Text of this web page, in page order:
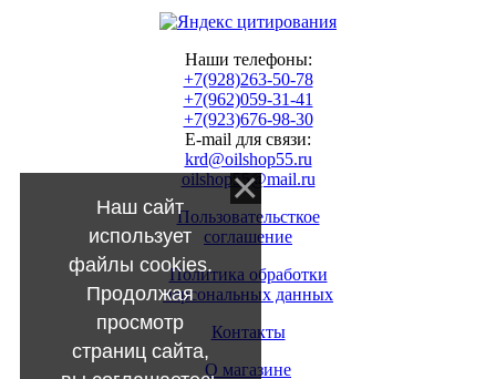
Наши телефоны:
+7(928)263-50-78
+7(962)059-31-41
+7(923)676-98-30
E-mail для связи:
krd@oilshop55.ru
oilshop55@mail.ru
Пользовательсткое
соглашение
Политика обработки
персональных данных
Контакты
О магазине
Наш сайт
использует
файлы cookies.
Продолжая
просмотр
страниц сайта,